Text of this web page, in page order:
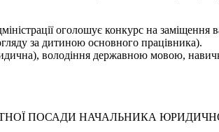
оголошує конкурс на заміщення
за дитиною основного працівника).
володіння державною мовою,
ПОСАДИ НАЧАЛЬНИКА